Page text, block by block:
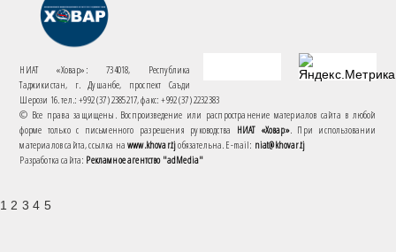
НИАТ «Ховар»: 734018, Республика
Таджикистан, г. Душанбе, проспект Саъди
Шерози 16. тел.: +992 (37) 2385217, факс: +992 (37) 2232383
© Все права защищены. Воспроизведение или распространение материалов сайта в любой
форме только с письменного разрешения руководства НИАТ «Ховар». При использовании
материалов сайта, ссылка наwww.khovar.tjобязательна. E-mail: niat@khovar.tj
Разработка сайта: Рекламное агентство "adMedia"
1 2 3 4 5